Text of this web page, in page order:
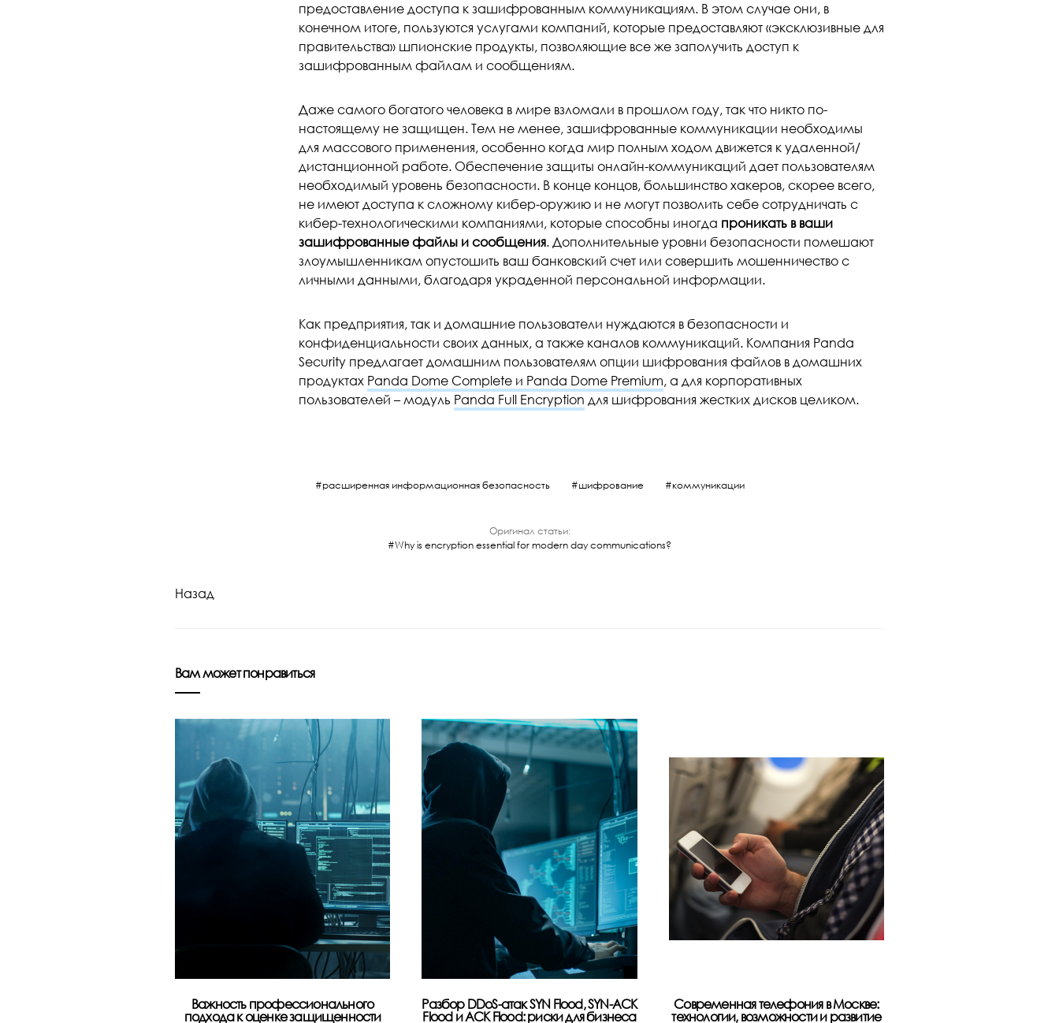
предоставление доступа к зашифрованным коммуникациям. В этом случае они, в
конечном итоге, пользуются услугами компаний, которые предоставляют «эксклюзивные для
правительства» шпионские продукты, позволяющие все же заполучить доступ к
зашифрованным файлам и сообщениям.
Даже самого богатого человека в мире взломали в прошлом году, так что никто по-
настоящему не защищен. Тем не менее, зашифрованные коммуникации необходимы
для массового применения, особенно когда мир полным ходом движется к удаленной/
дистанционной работе. Обеспечение защиты онлайн-коммуникаций дает пользователям
необходимый уровень безопасности. В конце концов, большинство хакеров, скорее всего,
не имеют доступа к сложному кибер-оружию и не могут позволить себе сотрудничать с
кибер-технологическими компаниями, которые способны иногда проникать в ваши
зашифрованные файлы и сообщения. Дополнительные уровни безопасности помешают
злоумышленникам опустошить ваш банковский счет или совершить мошенничество с
личными данными, благодаря украденной персональной информации.
Как предприятия, так и домашние пользователи нуждаются в безопасности и
конфиденциальности своих данных, а также каналов коммуникаций. Компания Panda
Security предлагает домашним пользователям опции шифрования файлов в домашних
продуктах Panda Dome Complete и Panda Dome Premium, а для корпоративных
пользователей – модуль Panda Full Encryption для шифрования жестких дисков целиком.
расширенная информационная безопасность шифрование коммуникации
Оригинал статьи:
Why is encryption essential for modern day communications?
Назад
Вам может понравиться
Важность профессионального
подхода к оценке защищенности
Разбор DDoS-атак SYN Flood, SYN-ACK
Flood и ACK Flood: риски для бизнеса
Современная телефония в Москве:
технологии, возможности и развитие